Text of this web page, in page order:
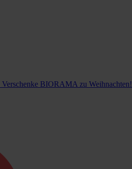
Verschenke BIORAMA zu Weihnachten!